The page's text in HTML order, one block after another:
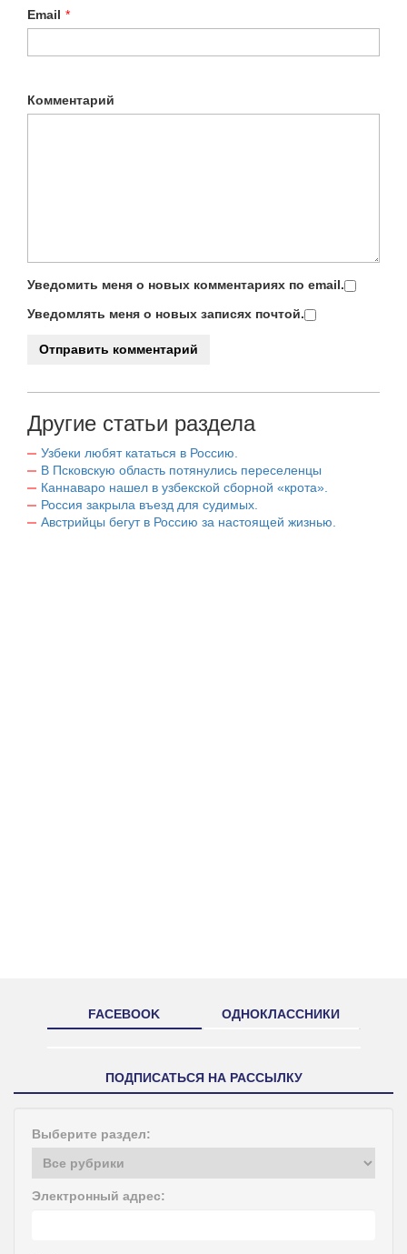
Email *
Комментарий
Уведомить меня о новых комментариях по email.
Уведомлять меня о новых записях почтой.
Другие статьи раздела
Узбеки любят кататься в Россию.
В Псковскую область потянулись переселенцы
Каннаваро нашел в узбекской сборной «крота».
Россия закрыла въезд для судимых.
Австрийцы бегут в Россию за настоящей жизнью.
FACEBOOK ОДНОКЛАССНИКИ
ПОДПИСАТЬСЯ НА РАССЫЛКУ
Выберите раздел:
Электронный адрес: